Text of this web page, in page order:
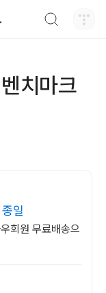
치마크
일
회원 무료배송으